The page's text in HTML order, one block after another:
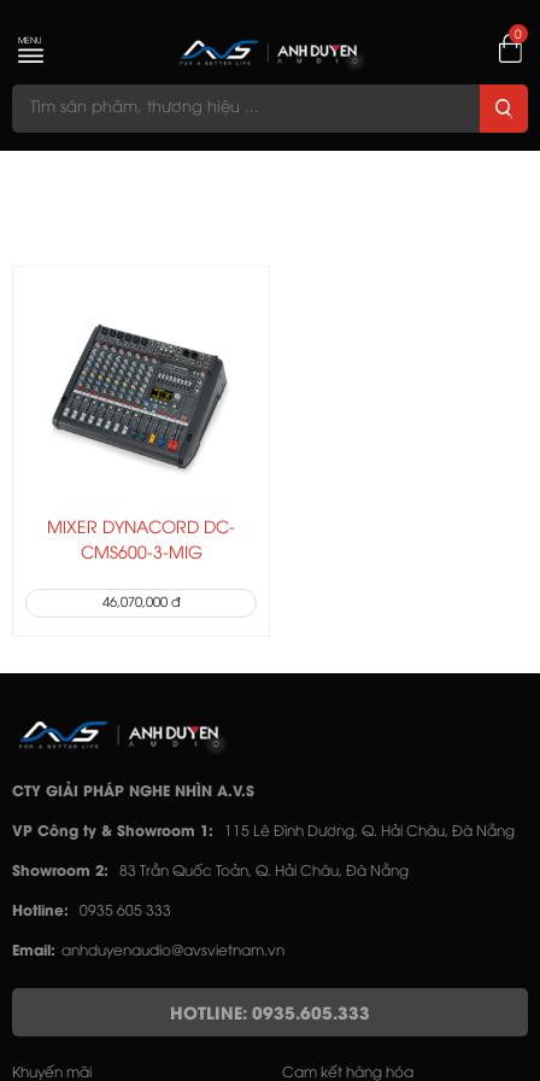
0
MENU
MIXER DYNACORD DC-
CMS600-3-MIG
46,070,000 đ
CTY GIẢI PHÁP NGHE NHÌN A.V.S
VP Công ty & Showroom 1: 115 Lê Đình Dương, Q. Hải Châu, Đà Nẵng
Showroom 2: 83 Trần Quốc Toản, Q. Hải Châu, Đà Nẵng
Hotline: 0935 605 333
Email: anhduyenaudio@avsvietnam.vn
HOTLINE: 0935.605.333
Khuyến mãi Cam kết hàng hóa